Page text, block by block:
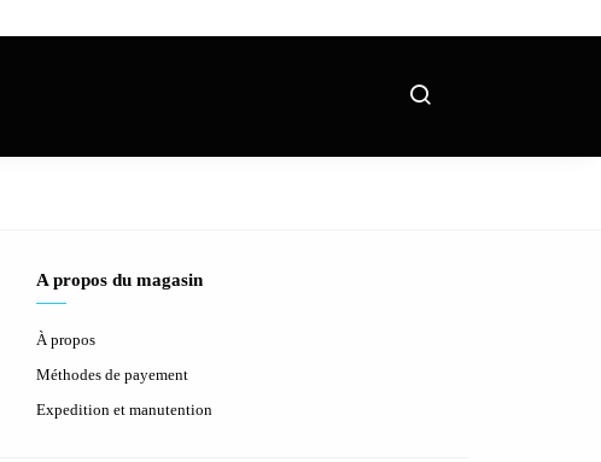
A propos du magasin
À propos
Méthodes de payement
Expedition et manutention